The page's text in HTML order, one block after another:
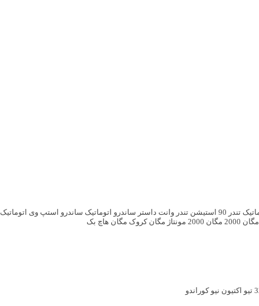
تندر 90 استیشن تندر وانت داستر ساندرو اتوماتیک ساندرو استپ وی اتوماتیک
مگان 2000 مگان 2000 مونتاژ مگان کروک مگان هاچ بک
تیو اکتیون نیو کوراندو